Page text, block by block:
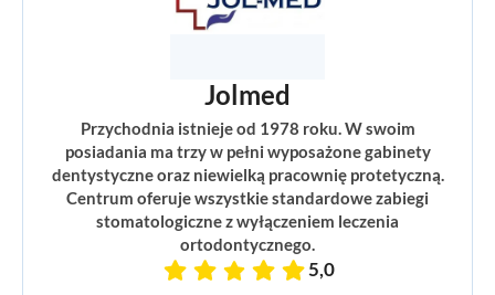
Jolmed
Przychodnia istnieje od 1978 roku. W swoim
posiadania ma trzy w pełni wyposażone gabinety
dentystyczne oraz niewielką pracownię protetyczną.
Centrum oferuje wszystkie standardowe zabiegi
stomatologiczne z wyłączeniem leczenia
ortodontycznego.
5,0